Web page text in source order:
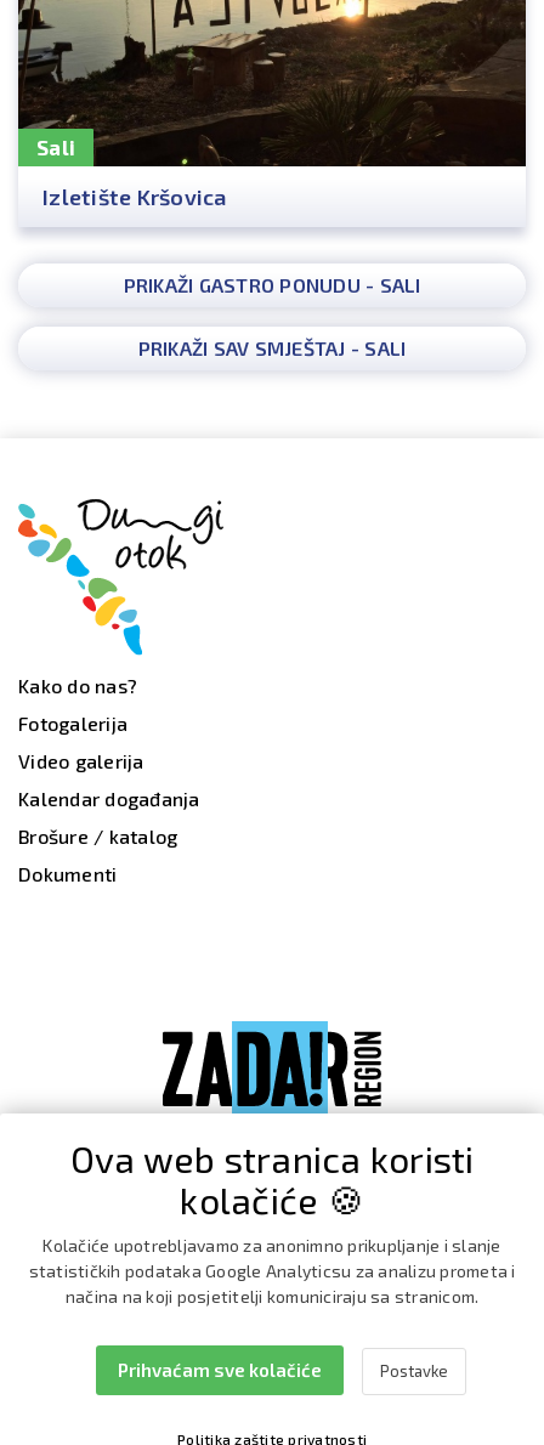
Sali
Izletište Kršovica
PRIKAŽI GASTRO PONUDU - SALI
PRIKAŽI SAV SMJEŠTAJ - SALI
Kako do nas?
Fotogalerija
Video galerija
Kalendar događanja
Brošure / katalog
Dokumenti
Instagram
Ova web stranica koristi
kolačiće 🍪
Kolačiće upotrebljavamo za anonimno prikupljanje i slanje
statističkih podataka Google Analyticsu za analizu prometa i
načina na koji posjetitelji komuniciraju sa stranicom.
Politika zaštite privatnosti
Prihvaćam sve kolačiće Postavke